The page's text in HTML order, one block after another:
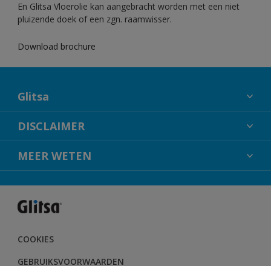
En Glitsa Vloerolie kan aangebracht worden met een niet
pluizende doek of een zgn. raamwisser.
Download brochure
Glitsa
OVER GLITSA
CONTACT
SITEMAP
DISCLAIMER
KLEURECHTHEID
MEER WETEN
ALABASTINE
HAMMERITE
CETABEVER
COOKIES
GEBRUIKSVOORWAARDEN